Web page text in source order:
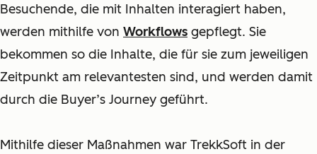
Besuchende, die mit Inhalten interagiert haben,
werden mithilfe von Workflows gepflegt. Sie
bekommen so die Inhalte, die für sie zum jeweiligen
Zeitpunkt am relevantesten sind, und werden damit
durch die Buyer’s Journey geführt.
Mithilfe dieser Maßnahmen war TrekkSoft in der